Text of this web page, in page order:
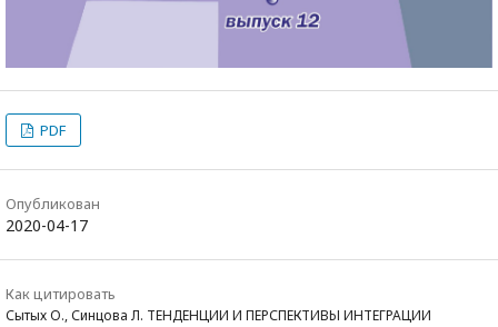
PDF
Опубликован
2020-04-17
Как цитировать
Сытых О., Синцова Л. ТЕНДЕНЦИИ И ПЕРСПЕКТИВЫ ИНТЕГРАЦИИ